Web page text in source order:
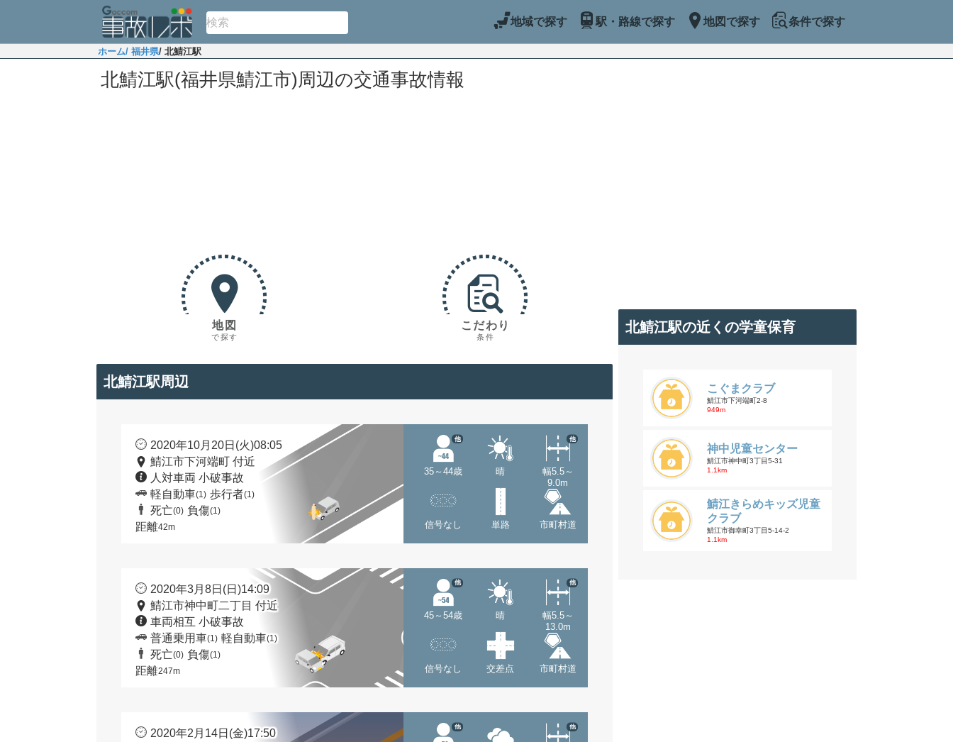
地域で探す 駅・路線で探す 地図で探す 条件で探す
ホーム/ 福井県/ 北鯖江駅
北鯖江駅(福井県鯖江市)周辺の交通事故情報
地図
で探す
こだわり
条件
北鯖江駅周辺
2020年10月20日(火)08:05
鯖江市下河端町 付近
人対車両 小破事故
軽自動車(1) 歩行者(1)
死亡(0) 負傷(1)
距離42m
35～44歳
他
晴
幅5.5～
9.0m
他
信号なし 単路 市町村道
2020年3月8日(日)14:09
鯖江市神中町二丁目 付近
車両相互 小破事故
普通乗用車(1) 軽自動車(1)
死亡(0) 負傷(1)
距離247m
45～54歳
他
晴
幅5.5～
13.0m
他
信号なし 交差点 市町村道
2020年2月14日(金)17:50
他 他
北鯖江駅の近くの学童保育
こぐまクラブ
鯖江市下河端町2-8
949m
神中児童センター
鯖江市神中町3丁目5-31
1.1km
鯖江きらめキッズ児童
クラブ
鯖江市御幸町3丁目5-14-2
1.1km